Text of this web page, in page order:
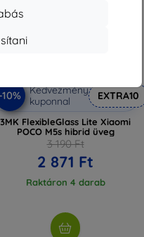
-10%
Kedvezmény
kuponnal
EXTRA10
3MK FlexibleGlass Lite Xiaomi
POCO M5s hibrid üveg
3 190 Ft
2 871 Ft
Raktáron 4 darab